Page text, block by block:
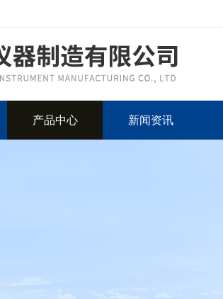
产品中心 新闻资讯